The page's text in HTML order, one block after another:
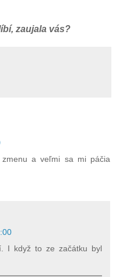
zaujala vás?
a veľmi sa mi páčia
I když to ze začátku byl